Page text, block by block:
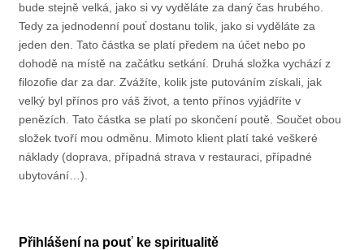
bude stejně velká, jako si vy vyděláte za daný čas hrubého.
Tedy za jednodenní pouť dostanu tolik, jako si vyděláte za
jeden den. Tato částka se platí předem na účet nebo po
dohodě na místě na začátku setkání. Druhá složka vychází z
filozofie dar za dar. Zvážíte, kolik jste putováním získali, jak
velký byl přínos pro váš život, a tento přínos vyjádříte v
penězích. Tato částka se platí po skončení poutě. Součet obou
složek tvoří mou odměnu. Mimoto klient platí také veškeré
náklady (doprava, případná strava v restauraci, případné
ubytování…).
Přihlášení na pouť ke spiritualitě